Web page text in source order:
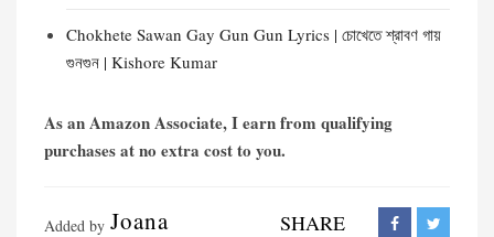
Chokhete Sawan Gay Gun Gun Lyrics | চোখেতে শ্রাবণ গায়
গুনগুন | Kishore Kumar
As an Amazon Associate, I earn from qualifying
purchases at no extra cost to you.
Added by Joana SHARE